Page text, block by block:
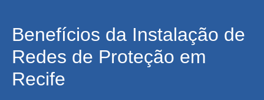
Benefícios da Instalação de
Redes de Proteção em
Recife